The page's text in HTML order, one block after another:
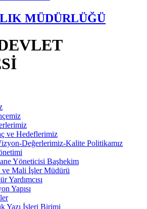
MÜDÜRLÜĞÜ
ve Hedeflerimiz
Değerlerimiz-Kalite Politikamız
Yöneticisi Başhekim
ve Mali İşler Müdürü
Yardımcısı
Yapısı
Yazı İşleri Birimi